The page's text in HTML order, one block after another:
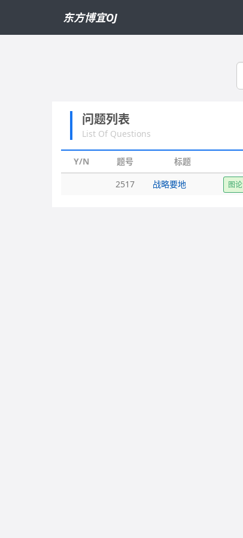
东方博宜OJ
搜
问题列表
List Of Questions
Y/N 题号 标题
2517
战略要地 图论